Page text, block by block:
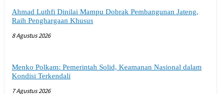
Ahmad Luthfi Dinilai Mampu Dobrak Pembangunan Jateng,
Raih Penghargaan Khusus
8 Agustus 2026
Menko Polkam: Pemerintah Solid, Keamanan Nasional dalam
Kondisi Terkendali
7 Agustus 2026